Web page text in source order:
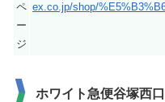
ペ
ー
ジ
ex.co.jp/shop/
ホワイト急便谷塚西